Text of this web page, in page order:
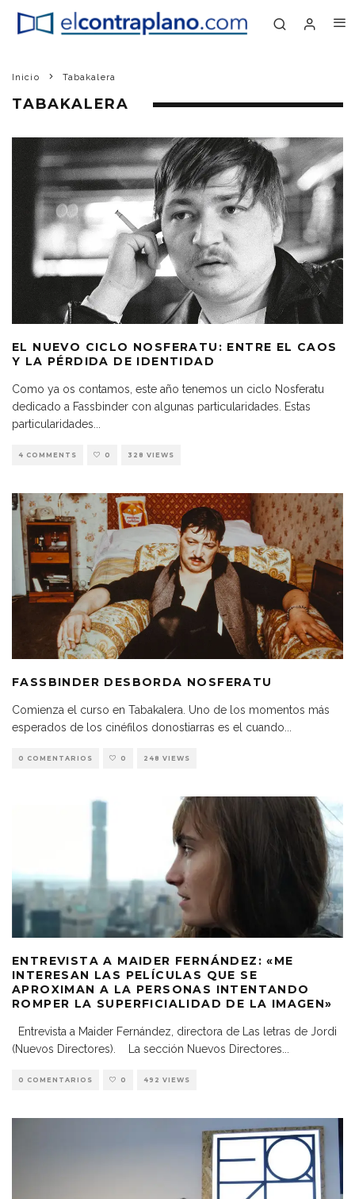
Inicio Tabakalera
TABAKALERA
EL NUEVO CICLO NOSFERATU: ENTRE EL CAOS
Y LA PÉRDIDA DE IDENTIDAD
Como ya os contamos, este año tenemos un ciclo Nosferatu
dedicado a Fassbinder con algunas particularidades. Estas
particularidades...
4 COMMENTS 0 328 VIEWS
FASSBINDER DESBORDA NOSFERATU
Comienza el curso en Tabakalera. Uno de los momentos más
esperados de los cinéfilos donostiarras es el cuando...
0 COMENTARIOS 0 248 VIEWS
ENTREVISTA A MAIDER FERNÁNDEZ: «ME
INTERESAN LAS PELÍCULAS QUE SE
APROXIMAN A LA PERSONAS INTENTANDO
ROMPER LA SUPERFICIALIDAD DE LA IMAGEN»
Entrevista a Maider Fernández, directora de Las letras de Jordi
(Nuevos Directores). La sección Nuevos Directores
0 COMENTARIOS 0 492 VIEWS